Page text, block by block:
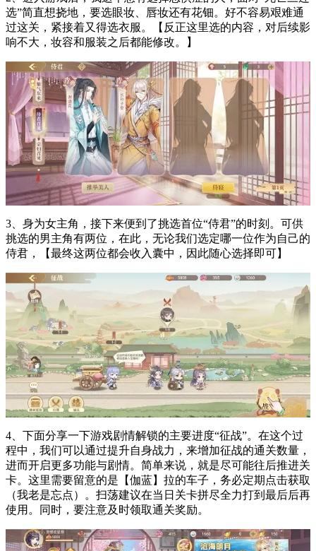
选”简直想挠地，要选眼妆、唇妆还有花钿。好不容易艰难通
过这关，紧接着又得选衣服。【反正这里选的内容，对后续影
响不大，妆容和服装之后都能修改。】
3、身为女主角，接下来便到了挑选首位“侍君”的时刻。可供
挑选的男主角有两位，在此，无论我们选定哪一位作为自己的
侍君，【最终这两位都会收入囊中，因此随心选择即可】
4、下面分享一下游戏剧情解锁的主要进度“征战”。在这个过
程中，我们可以通过提升自身战力，来增加征战的通关数量，
进而开启更多功能与剧情。简单来说，就是尽可能往后推进关
卡。这里需要留意的是【伽蓝】拉的车子，务必定期点击获取
（我老是忘点）。扫荡建议在当日关卡拼尽全力打到最后后再
使用。同时，要注意及时领取通关奖励。